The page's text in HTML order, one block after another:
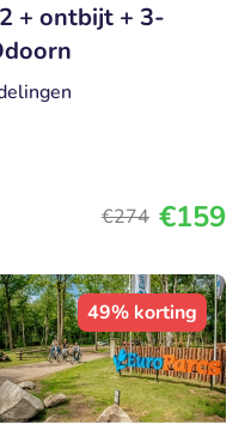
+ ontbijt + 3-
€274 €159
49% korting